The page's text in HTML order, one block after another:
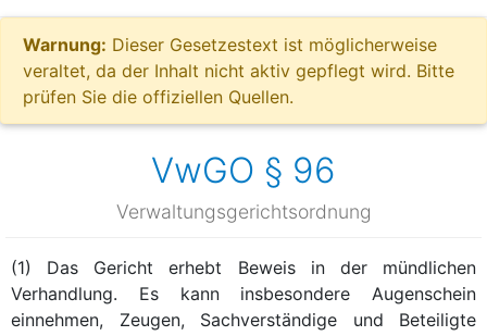
Warnung: Dieser Gesetzestext ist möglicherweise
veraltet, da der Inhalt nicht aktiv gepflegt wird. Bitte
prüfen Sie die offiziellen Quellen.
VwGO § 96
Verwaltungsgerichtsordnung
(1) Das Gericht erhebt Beweis in der mündlichen
Verhandlung. Es kann insbesondere Augenschein
einnehmen, Zeugen, Sachverständige und Beteiligte